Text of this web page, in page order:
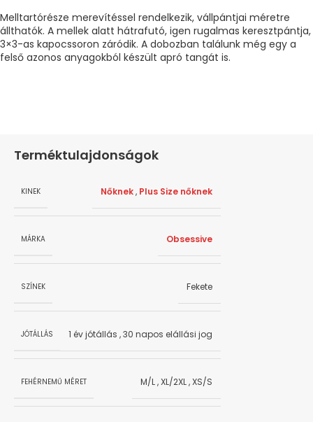
Melltartórésze merevítéssel rendelkezik, vállpántjai méretre
állthatók. A mellek alatt hátrafutó, igen rugalmas keresztpántja,
3×3-as kapocssoron záródik. A dobozban találunk még egy a
felső azonos anyagokból készült apró tangát is.
Terméktulajdonságok
KINEK Nőknek, Plus Size nőknek
MÁRKA Obsessive
SZÍNEK Fekete
JÓTÁLLÁS 1 év jótállás ,30 napos elállási jog
FEHÉRNEMŰ MÉRET M/L,XL/2XL,XS/S